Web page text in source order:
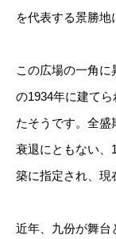
を代表する景勝地
この広場の一角
の1934年に建て
たそうです。全
衰退にともない、
築に指定され、現
近年、九份が舞台